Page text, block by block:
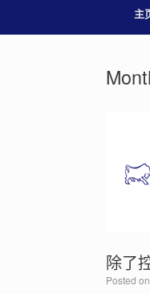
主
除了
Posted on